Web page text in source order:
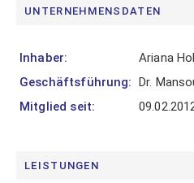
UNTERNEHMENSDATEN
Inhaber:
Ariana
Geschäftsführung: Dr.
Mitglied seit:
LEISTUNGEN
hier
Ihre
Vorteile
Mitglied